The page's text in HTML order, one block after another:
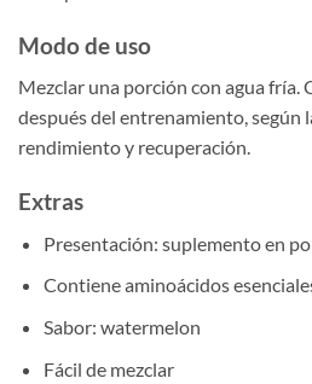
Modo de uso
Mezclar una porción con agua fría.
después del entrenamiento, según
rendimiento y recuperación.
Extras
Presentación: suplemento en
Contiene aminoácidos
Sabor: watermelon
Fácil de mezclar